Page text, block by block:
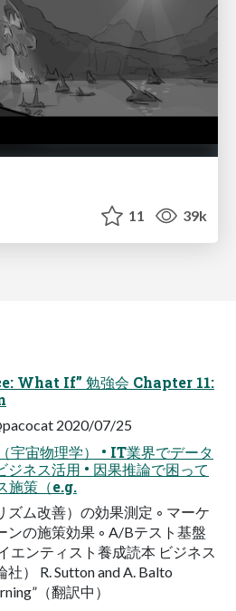
11 39k
What If” 勉強会 Chapter 11:
2020/07/25
宙物理学） • IT業界でデータ
ジネス活用 • 因果推論で困って
施策（e.g.
ズム改善）の効果測定 ◦ マーケ
ンの施策効果 ◦ A/Bテスト基盤
エンティスト養成読本 ビジネス
） R. Sutton and A. Balto
（翻訳中）